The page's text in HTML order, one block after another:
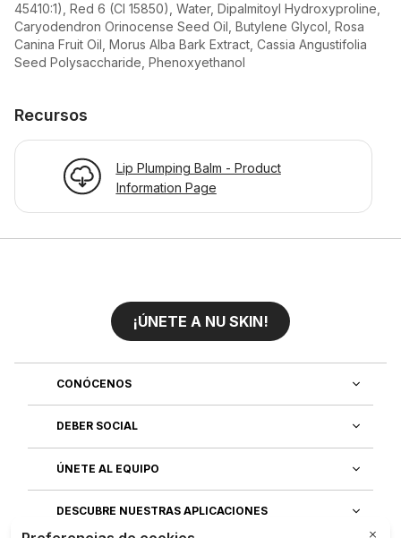
45410:1), Red 6 (CI 15850), Water, Dipalmitoyl Hydroxyproline,
Caryodendron Orinocense Seed Oil, Butylene Glycol, Rosa
Canina Fruit Oil, Morus Alba Bark Extract, Cassia Angustifolia
Seed Polysaccharide, Phenoxyethanol
Recursos
Lip Plumping Balm - Product
Information Page
¡ÚNETE A NU SKIN!
CONÓCENOS
DEBER SOCIAL
ÚNETE AL EQUIPO
DESCUBRE NUESTRAS APLICACIONES